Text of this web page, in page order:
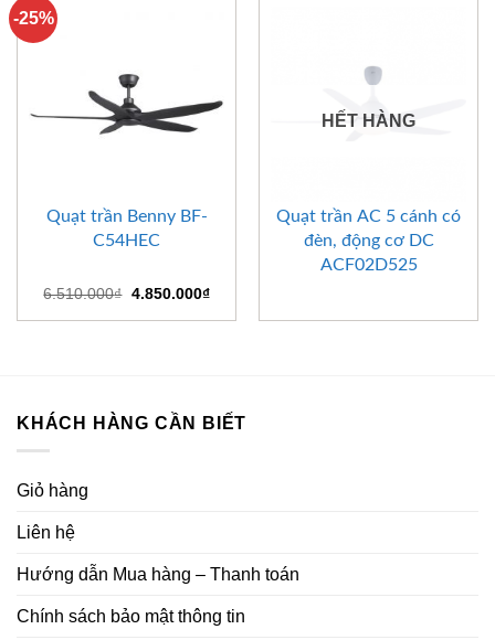
-25%
Quạt trần Benny BF-
C54HEC
6.510.000₫ Giá
là:
4.850.000₫Giá
tại
HẾT HÀNG
Quạt trần AC 5 cánh có
đèn, động cơ DC
ACF02D525
KHÁCH HÀNG CẦN BIẾT
Giỏ hàng
Liên hệ
Hướng dẫn Mua hàng – Thanh toán
Chính sách bảo mật thông tin